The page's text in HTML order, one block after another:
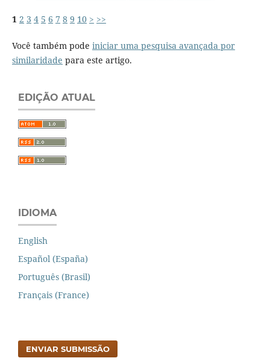
1 2 3 4 5 6 7 8 9 10 > >>
Você também pode iniciar uma pesquisa avançada por
similaridade para este artigo.
EDIÇÃO ATUAL
IDIOMA
English
Español (España)
Português (Brasil)
Français (France)
ENVIAR SUBMISSÃO